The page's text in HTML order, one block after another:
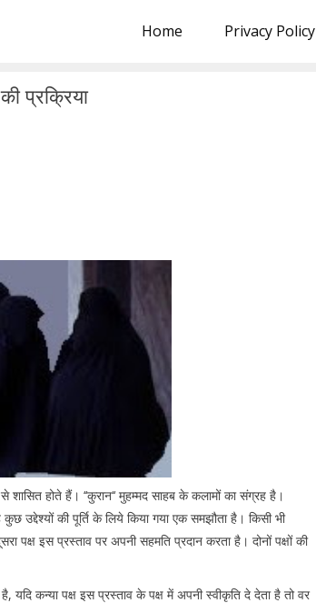
Home Privacy Policy
प्रक्रिया
शासित होते हैं। ‘‘कुरान‘‘ मुहम्मद साहब के कलामों का संग्रह है।
उद्देश्यों की पूर्ति के लिये किया गया एक समझौता है। किसी भी
इस प्रस्ताव पर अपनी सहमति प्रदान करता है। दोनों पक्षों की
यदि कन्या पक्ष इस प्रस्ताव के पक्ष में अपनी स्वीकृति दे देता है तो वर